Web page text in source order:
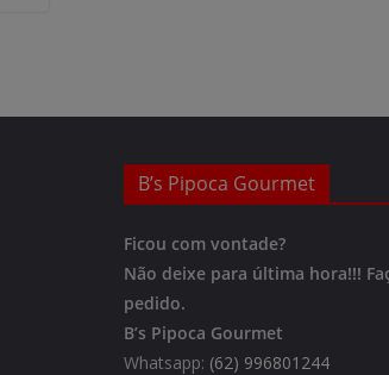
B’s Pipoca Gourmet
Ficou com vontade?
Não deixe para última hora!!!
pedido.
B’s Pipoca Gourmet
Whatsapp: (62) 996801244